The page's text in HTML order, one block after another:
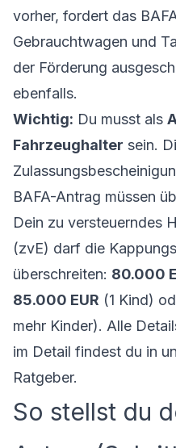
vorher, fordert das
Gebrauchtwagen und
der Förderung
ebenfalls.
Wichtig: Du musst als
Fahrzeughalter sein.
BAFA-Antrag müssen
Dein zu versteuerndes
(zvE) darf die
überschreiten: 80.000
85.000 EUR (1 Kind)
mehr Kinder). Alle
im Detail findest du in
Ratgeber.
So stellst du